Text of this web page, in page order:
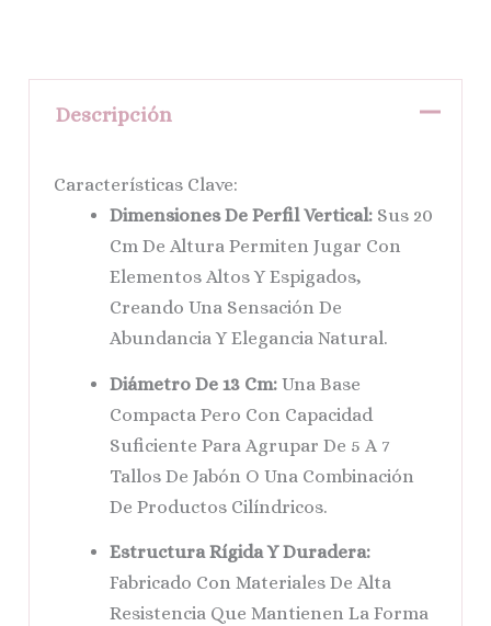
Descripción
Características Clave:
Dimensiones De Perfil Vertical: Sus 20
Cm De Altura Permiten Jugar Con
Elementos Altos Y Espigados,
Creando Una Sensación De
Abundancia Y Elegancia Natural.
Diámetro De 13 Cm: Una Base
Compacta Pero Con Capacidad
Suficiente Para Agrupar De 5 A 7
Tallos De Jabón O Una Combinación
De Productos Cilíndricos.
Estructura Rígida Y Duradera:
Fabricado Con Materiales De Alta
Resistencia Que Mantienen La Forma